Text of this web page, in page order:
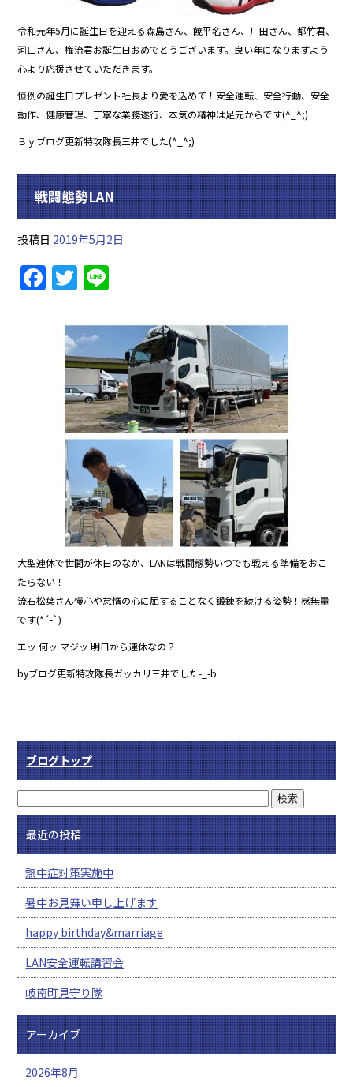
令和元年5月に誕生日を迎える森島さん、饒平名さん、川田さん、都竹君、
河口さん、権治君お誕生日おめでとうございます。良い年になりますよう
心より応援させていただきます。
恒例の誕生日プレゼント社長より愛を込めて！安全運転、安全行動、安全
動作、健康管理、丁寧な業務遂行、本気の精神は足元からです(^_^;)
Ｂｙブログ更新特攻隊長三井でした(^_^;)
戦闘態勢LAN
投稿日 2019年5月2日
F
a
T
w
itt
er
e
大型連休で世間が休日のなか、LANは戦闘態勢いつでも戦える準備をおこ
たらない！
流石松葉さん慢心や怠惰の心に屈することなく鍛錬を続ける姿勢！感無量
です(*´-`)
エッ 何ッ マジッ 明日から連休なの？
byブログ更新特攻隊長ガッカリ三井でした-_-b
ブログトップ
最近の投稿
熱中症対策実施中
暑中お見舞い申し上げます
happy birthday&marriage
LAN安全運転講習会
岐南町見守り隊
アーカイブ
2026年8月